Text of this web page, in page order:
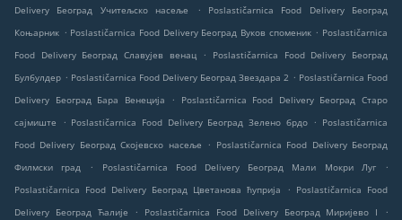
Delivery Београд Учитељско насеље
.
Poslastičarnica Food Delivery Београд
Коњарник . Poslastičarnica Food Delivery Београд Вуков споменик . Poslastičarnica
Food Delivery Београд Славујев венац
.
Poslastičarnica Food Delivery Београд
Булбулдер . Poslastičarnica Food Delivery Београд Звездара 2 . Poslastičarnica Food
Delivery Београд Бара Венеција
.
Poslastičarnica Food Delivery Београд Старо
сајмиште
. Poslastičarnica Food Delivery Београд Зелено брдо . Poslastičarnica
Food Delivery Београд Скојевско насеље
. Poslastičarnica Food Delivery Београд
Филмски град
. Poslastičarnica Food Delivery Београд Мали Мокри Луг
.
Poslastičarnica Food Delivery Београд Цветанова ћуприја
. Poslastičarnica Food
Delivery Београд Ћалије
. Poslastičarnica Food Delivery Београд Миријево I
.